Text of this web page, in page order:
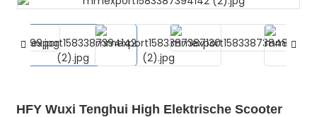
HFY Wuxi Tenghui High Elektrische Scooter